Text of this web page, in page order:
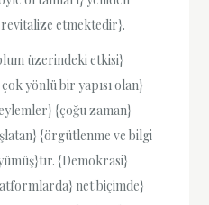
etmektedir}.
üzerindeki etkisi}
yönlü bir yapısı olan}
{çoğu zaman}
{örgütlenme ve bilgi
{Demokrasi}
net biçimde}